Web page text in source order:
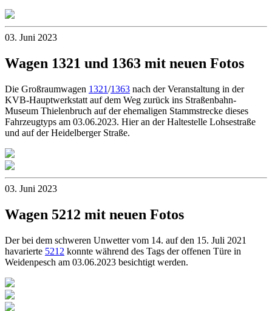
03. Juni 2023
Wagen 1321 und 1363 mit neuen Fotos
Die Großraumwagen 1321/1363 nach der Veranstaltung in der
KVB-Hauptwerkstatt auf dem Weg zurück ins Straßenbahn-
Museum Thielenbruch auf der ehemaligen Stammstrecke dieses
Fahrzeugtyps am 03.06.2023. Hier an der Haltestelle Lohsestraße
und auf der Heidelberger Straße.
03. Juni 2023
Wagen 5212 mit neuen Fotos
Der bei dem schweren Unwetter vom 14. auf den 15. Juli 2021
havarierte 5212 konnte während des Tags der offenen Türe in
Weidenpesch am 03.06.2023 besichtigt werden.